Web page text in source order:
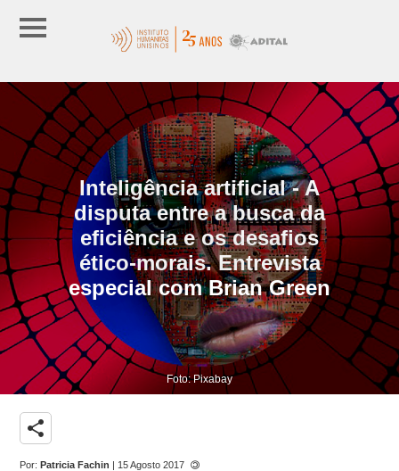
Inteligência artificial - A
disputa entre a busca da
eficiência e os desafios
ético-morais. Entrevista
especial com Brian Green
Foto: Pixabay
share
Por:Patricia Fachin | 15 Agosto 2017